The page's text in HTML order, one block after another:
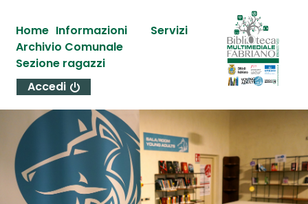
Home Informazioni
Servizi
Archivio Comunale
Sezione ragazzi
Accedi